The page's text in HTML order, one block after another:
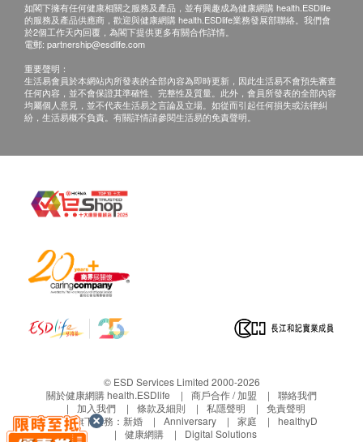
基礎檢查：身高、體重、腰圍、體溫、血壓、脈搏
甲狀腺
促甲狀腺素
血液檢查
血氧檢查
嗜中性白血球
嗜中性白血球百份比
淋巴球百份比
單核白血球計數
單核白血球百份比
嗜酸性白血球計數
嗜酸性白血球百份比
嗜鹼性白血球百份比
紅血球
血紅蛋白
紅血球壓積量
卓正醫療南山深圳灣診所分店：深圳市南山
區海德三道1288號航天科技廣場B座商業裙
卓正醫療福田會展中心分店：深圳市福田區
金田路3037號金中環國際商務大廈40樓。
卓正醫療南山蛇口中心分店：深圳市南山區
在體檢日確認報告語言（報告語言可選擇簡體中文
語）。選擇中文報告的客人可在當日領取報告並聽
取醫生講解；英文報告可在當日聽取醫生講解，報
告則等待需5日後發送至客人預留之電郵。
報告完成，醫生於郵件解讀活檢報告。如和客人希
（直接向深圳市卓正醫療支付），可電話或
Whatsapp聯絡+852 5168 9180預約講解時間與地
點。
如閣下擁有任何健康相關之服務及產品，並有興趣成為健康網購 health.ESDlife
的服務及產品供應商，歡迎與健康網購 health.ESDlife業務發展部聯絡。我們會
於2個工作天內回覆，為閣下提供更多有關合作詳情。
電郵: partnership@esdlife.com
重要聲明：
生活易會員於本網站內所發表的全部內容為即時更新，因此生活易不會預先審查
任何內容，並不會保證其準確性、完整性及質量。此外，會員所發表的全部內容
均屬個人意見，並不代表生活易之言論及立場。如從而引起任何損失或法律糾
紛，生活易概不負責。有關詳情請參閱生活易的免責聲明。
© ESD Services Limited 2000-2026
關於健康網購 health.ESDlife
商戶合作 / 加盟
聯絡我們
加入我們
條款及細則 私隱聲明
免責聲明
生活易旗下業務： 新婚 Anniversary 家庭
healthyD
健康網購
Digital Solutions